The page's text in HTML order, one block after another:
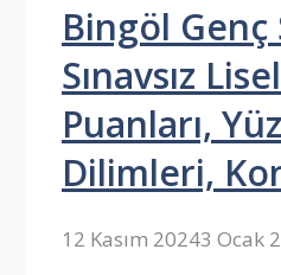
Bingöl Genç
Sınavsız
Puanları,
Dilimleri,
12 Kasım 20243 Ocak